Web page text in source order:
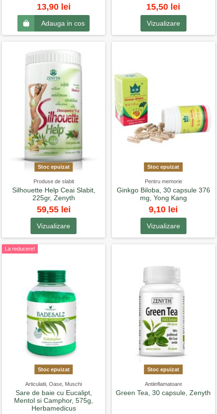
13,90 lei
Adauga in cos
15,50 lei
Vizualizare
Stoc epuizat
Produse de slabit
Silhouette Help Ceai Slabit,
225gr, Zenyth
59,55 lei
Vizualizare
Stoc epuizat
Pentru memorie
Ginkgo Biloba, 30 capsule 376
mg, Yong Kang
9,10 lei
Vizualizare
La reducere!
Stoc epuizat
Articulatii, Oase, Muschi
Sare de baie cu Eucalipt,
Mentol si Camphor, 575g,
Herbamedicus
Stoc epuizat
Antiinflamatoare
Green Tea, 30 capsule, Zenyth